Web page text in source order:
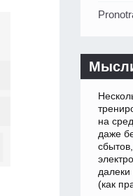
на
даже
далеки
(как